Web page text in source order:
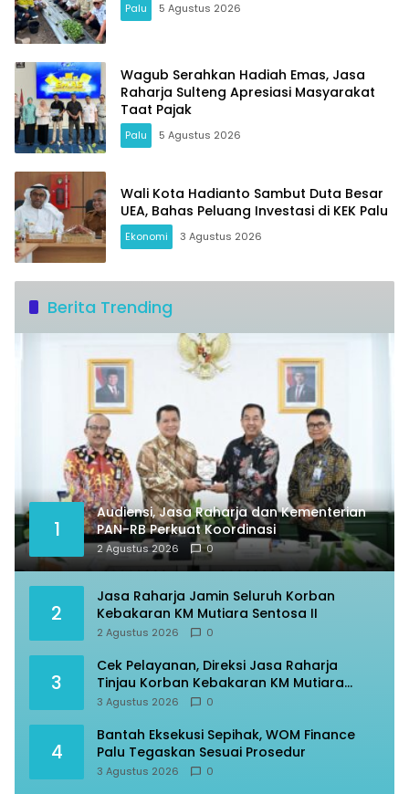
Palu 5 Agustus 2026
Wagub Serahkan Hadiah Emas, Jasa
Raharja Sulteng Apresiasi Masyarakat
Taat Pajak
Palu 5 Agustus 2026
Wali Kota Hadianto Sambut Duta Besar
UEA, Bahas Peluang Investasi di KEK Palu
Ekonomi 3 Agustus 2026
Berita Trending
1
Audiensi, Jasa Raharja dan Kementerian
PAN-RB Perkuat Koordinasi
2 Agustus 2026 0
2
Jasa Raharja Jamin Seluruh Korban
Kebakaran KM Mutiara Sentosa II
2 Agustus 2026 0
3
Cek Pelayanan, Direksi Jasa Raharja
Tinjau Korban Kebakaran KM Mutiara
Sentosa II
3 Agustus 2026 0
4
Bantah Eksekusi Sepihak, WOM Finance
Palu Tegaskan Sesuai Prosedur
3 Agustus 2026 0